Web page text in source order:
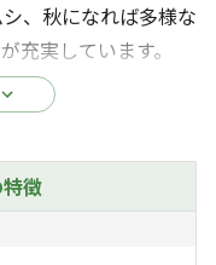
、秋になれば多様な
充実しています。
この森では、様々な
ビが自生していたり
ことができます。
徴